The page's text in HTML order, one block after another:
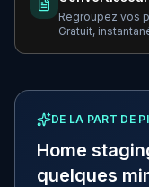
Regroupez vos
Gratuit,
DE LA PART DE
Home
quelques